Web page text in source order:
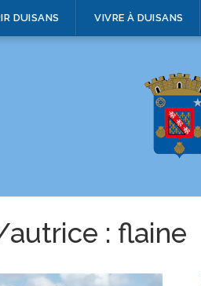
DUISANS VIVRE À DUISANS
: flaine